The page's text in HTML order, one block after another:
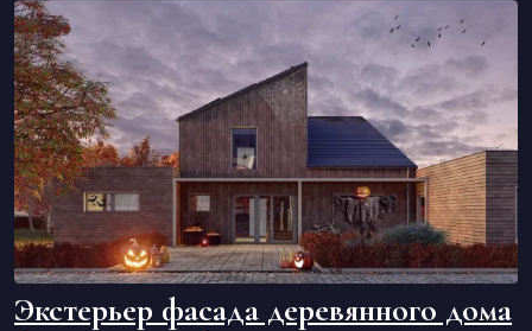
Экстерьер фасада деревянного дома